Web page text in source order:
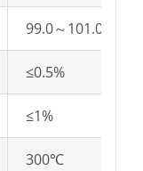
99.0～101.0%
≤0.5%
≤1%
300℃